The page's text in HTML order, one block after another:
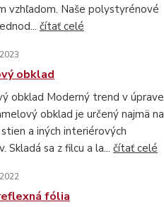
vzhľadom. Naše polystyrénové
čítať celé
obklad
obklad Moderný trend v úprave
obklad je určený najmä na
a iných interiérových
Skladá sa z filcu a la... čítať celé
fólia